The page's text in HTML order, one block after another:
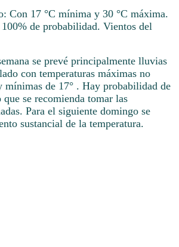
Con 17 °C mínima y 30 °C máxima.
de probabilidad. Vientos del
se prevé principalmente lluvias
con temperaturas máximas no
mínimas de 17° . Hay probabilidad de
se recomienda tomar las
Para el siguiente domingo se
sustancial de la temperatura.